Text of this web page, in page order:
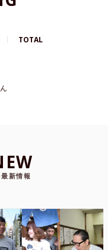
TOTAL
新情報